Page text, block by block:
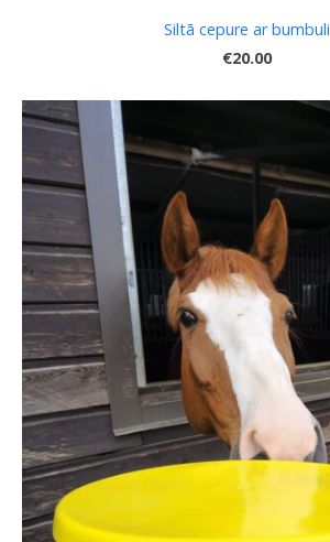
Siltā cepure ar bumbuli
€20.00